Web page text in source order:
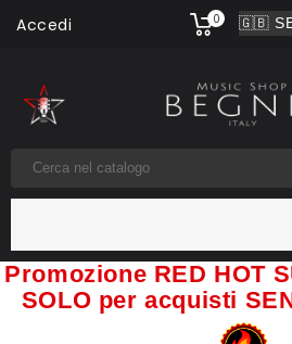
Accedi 0
Promozione RED HOT
SOLO per acquisti